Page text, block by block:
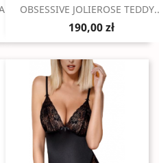
L Szybki podgląd
OBSESSIVE JOLIEROSE
190,00 zł